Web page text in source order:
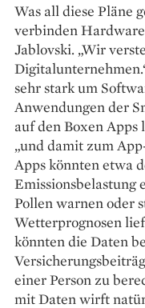
Was all diese Pläne
verbinden
Jablovski. „Wir
sehr stark um
Anwendungen der
auf den Boxen Apps
„und damit zum
Apps könnten etwa
Pollen warnen oder
Wetterprognosen
könnten die Daten
einer Person zu
mit Daten wirft